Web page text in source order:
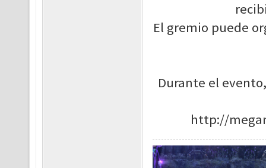
El gremio puede
Durante el
http://